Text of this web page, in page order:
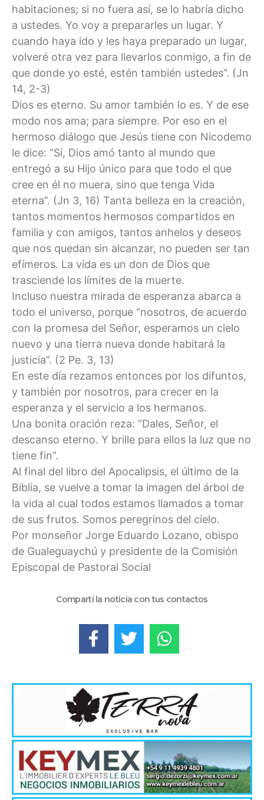
habitaciones; si no fuera así, se lo habría dicho
a ustedes. Yo voy a prepararles un lugar. Y
cuando haya ido y les haya preparado un lugar,
volveré otra vez para llevarlos conmigo, a fin de
que donde yo esté, estén también ustedes”. (Jn
14, 2-3)
Dios es eterno. Su amor también lo es. Y de ese
modo nos ama; para siempre. Por eso en el
hermoso diálogo que Jesús tiene con Nicodemo
le dice: “Sí, Dios amó tanto al mundo que
entregó a su Hijo único para que todo el que
cree en él no muera, sino que tenga Vida
eterna”. (Jn 3, 16) Tanta belleza en la creación,
tantos momentos hermosos compartidos en
familia y con amigos, tantos anhelos y deseos
que nos quedan sin alcanzar, no pueden ser tan
efímeros. La vida es un don de Dios que
trasciende los límites de la muerte.
Incluso nuestra mirada de esperanza abarca a
todo el universo, porque “nosotros, de acuerdo
con la promesa del Señor, esperamos un cielo
nuevo y una tierra nueva donde habitará la
justicia”. (2 Pe. 3, 13)
En este día rezamos entonces por los difuntos,
y también por nosotros, para crecer en la
esperanza y el servicio a los hermanos.
Una bonita oración reza: “Dales, Señor, el
descanso eterno. Y brille para ellos la luz que no
tiene fin”.
Al final del libro del Apocalipsis, el último de la
Biblia, se vuelve a tomar la imagen del árbol de
la vida al cual todos estamos llamados a tomar
de sus frutos. Somos peregrinos del cielo.
Por monseñor Jorge Eduardo Lozano, obispo
de Gualeguaychú y presidente de la Comisión
Episcopal de Pastoral Social
Compartí la noticia con tus contactos